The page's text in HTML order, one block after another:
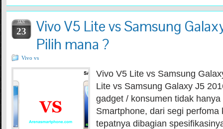
JAN
23
Vivo V5 Lite vs Samsung
Pilih mana ?
Vivo vs
Vivo V5 Lite vs Samsung
Lite vs Samsung Galaxy J5
gadget / konsumen tidak
Smartphone, dari segi perfoma
tepatnya dibagian